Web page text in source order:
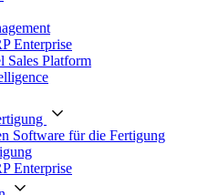
Enterprise
Sales Platform
Software für die Fertigung
Enterprise